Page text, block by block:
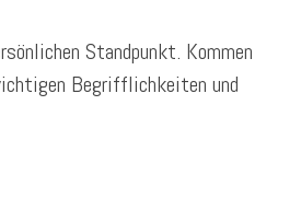
Standpunkt. Kommen
Begrifflichkeiten und